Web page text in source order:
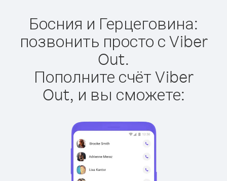
Босния и Герцеговина:
позвонить просто с Viber
Out.
Пополните счёт Viber
Out, и вы сможете: